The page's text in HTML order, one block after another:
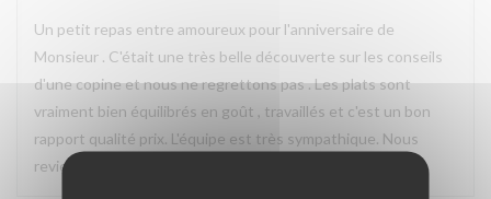
Un petit repas entre amoureux pour l'anniversaire de
Monsieur . C'était une très belle découverte sur les conseils
d'une copine et nous ne regrettons pas . Les plats sont
vraiment bien équilibrés en goût , travaillés et c'est un bon
rapport qualité prix. L'équipe est très sympathique. Nous
reviendrons c'est certain .